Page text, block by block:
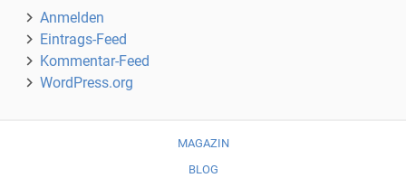
Anmelden
Eintrags-Feed
Kommentar-Feed
WordPress.org
MAGAZIN
BLOG